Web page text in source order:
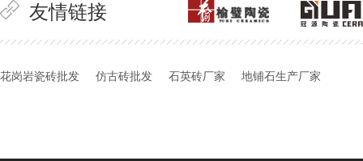
友情链接
花岗岩瓷砖批发 仿古砖批发 石英砖厂家 地铺石生产厂家